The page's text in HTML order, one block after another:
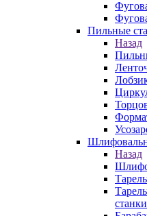
Пильные
Назад
Назад
станки